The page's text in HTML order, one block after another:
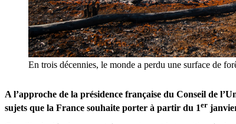
En trois décennies, le monde a perdu une surface de
A l’approche de la présidence française du Conseil de
sujets que la France souhaite porter à partir du 1er